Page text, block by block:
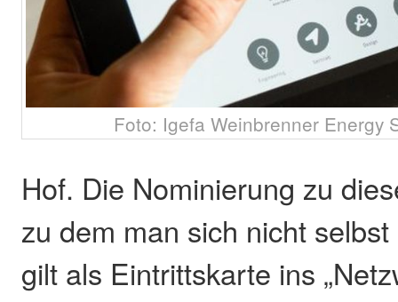
Foto: Igefa Weinbrenner Energy
Hof. Die Nominierung zu
zu dem man sich nicht
gilt als Eintrittskarte ins